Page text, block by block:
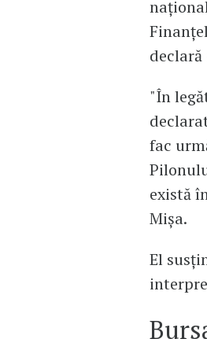
"În
fac
există
Mişa.
El